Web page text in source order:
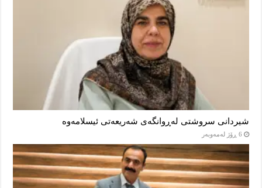
شیردانی سروشتی لەڕوانگەی شەریعەتی ئیسلامەوە
6 ڕۆژ لەمەوبەر